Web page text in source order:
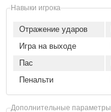
Навыки игрока
Отражение ударов
Игра на выходе
Пас
Пенальти
Дополнительные параметры